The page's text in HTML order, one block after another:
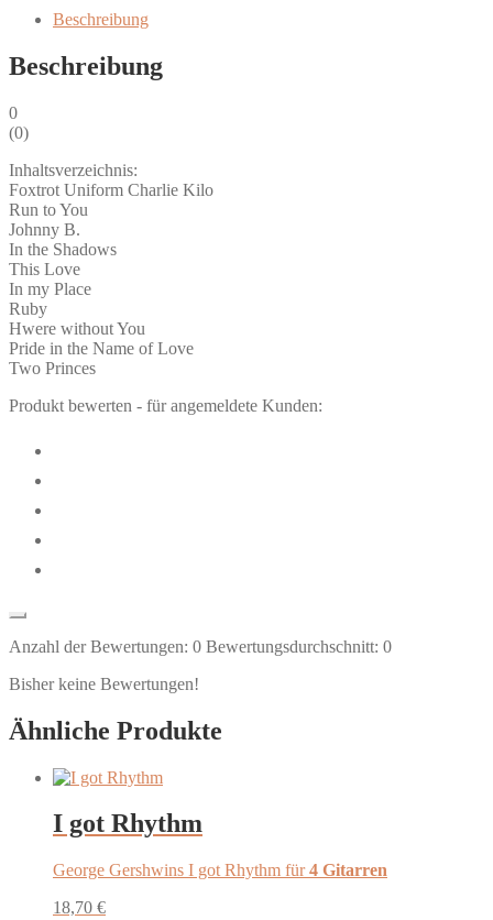
(+MP3-
Menge
Beschreibung
Beschreibung
0
(0)
Inhaltsverzeichnis:
Foxtrot Uniform Charlie Kilo
Run to You
Johnny B.
In the Shadows
This Love
In my Place
Ruby
Hwere without You
Pride in the Name of Love
Two Princes
Produkt bewerten - für angemeldete Kunden:
Anzahl der Bewertungen: 0 Bewertungsdurchschnitt: 0
Bisher keine Bewertungen!
Ähnliche Produkte
I got Rhythm
George Gershwins I got Rhythm für4 Gitarren
18,70 €